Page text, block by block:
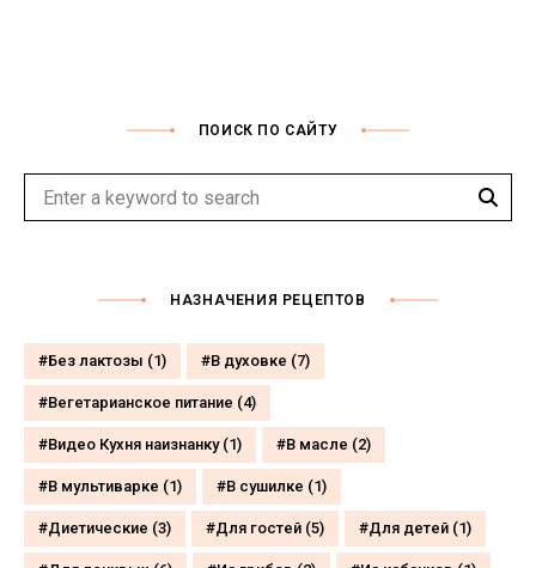
ПОИСК ПО САЙТУ
Search
НАЗНАЧЕНИЯ РЕЦЕПТОВ
Без лактозы (1) В духовке (7)
Вегетарианское питание (4)
Видео Кухня наизнанку(1) В масле (2)
В мультиварке (1) В сушилке (1)
Диетические (3) Для гостей (5) Для детей (1)